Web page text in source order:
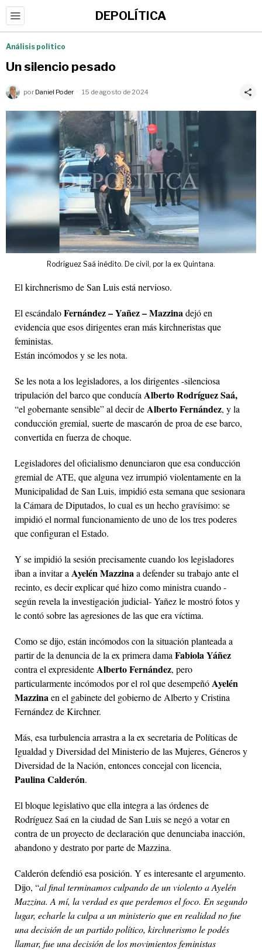
DEPOLÍTICA
Análisis político
Un silencio pesado
por Daniel Poder 15 de agosto de 2024
Rodríguez Saá inédito. De civil, por la ex Quintana.
El kirchnerismo de San Luis está nervioso.
El escándaloFernández – Yañez – Mazzinadejó en
evidencia que esos dirigentes eran más kirchneristas que
feministas.
Están incómodos y se les nota.
Se les nota a los legisladores, a los dirigentes -silenciosa
tripulación del barco que conducía Alberto Rodríguez Saá,
“el gobernante sensible” al decir deAlberto Fernández, y la
conducción gremial, suerte de mascarón de proa de ese barco,
convertida en fuerza de choque.
Legisladores del oficialismo denunciaron que esa conducción
gremial de ATE, que alguna vez irrumpió violentamente en la
Municipalidad de San Luis, impidió esta semana que sesionara
la Cámara de Diputados, lo cual es un hecho gravísimo: se
impidió el normal funcionamiento de uno de los tres poderes
que configuran el Estado.
Y se impidió la sesión precisamente cuando los legisladores
iban a invitar a Ayelén Mazzinaa defender su trabajo ante el
recinto, es decir explicar qué hizo como ministra cuando -
según revela la investigación judicial- Yañez le mostró fotos y
le contó sobre las agresiones de las que era víctima.
Como se dijo, están incómodos con la situación planteada a
partir de la denuncia de la ex primera dama Fabiola Yáñez
contra el expresidenteAlberto Fernández, pero
particularmente incómodos por el rol que desempeñóAyelén
Mazzinaen el gabinete del gobierno de Alberto y Cristina
Fernández de Kirchner.
Más, esa turbulencia arrastra a la ex secretaria de Políticas de
Igualdad y Diversidad del Ministerio de las Mujeres, Géneros y
Diversidad de la Nación, entonces concejal con licencia,
Paulina Calderón.
El bloque legislativo que ella integra a las órdenes de
Rodríguez Saá en la ciudad de San Luis se negó a votar en
contra de un proyecto de declaración que denunciaba inacción,
abandono y destrato por parte de Mazzina.
Calderón defendió esa posición. Y es interesante el argumento.
Dijo, “al final terminamos culpando de un violento a Ayelén
Mazzina. A mí, la verdad es que perdemos el foco. En segundo
lugar, echarle la culpa a un ministerio que en realidad no fue
una decisión de un partido político, kirchnerismo le podés
llamar, fue una decisión de los movimientos feministas